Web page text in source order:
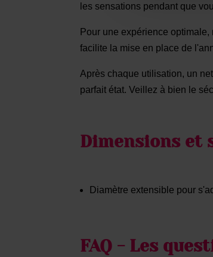
les sensations pendant que
Pour une expérience
facilite la mise en place de
Après chaque utilisation, un
parfait état. Veillez à bien le
Dimensions et
Diamètre extensible pour
FAQ - Les